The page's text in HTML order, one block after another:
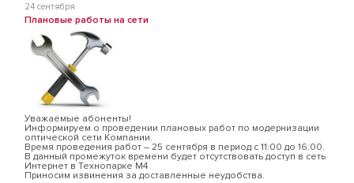
24 сентября
Плановые работы на сети
Уважаемые абоненты!
Информируем о проведении плановых работ по модернизации
оптической сети Компании.
Время проведения работ – 25 сентября в период с 11:00 до 16:00.
В данный промежуток времени будет отсутствовать доступ в сеть
Интернет в Технопарке М4
Приносим извинения за доставленные неудобства.